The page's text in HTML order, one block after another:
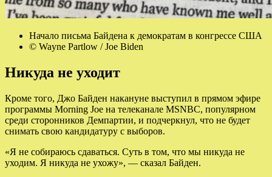
Начало письма Байдена к демократам в конгрессе США
© Wayne Partlow / Joe Biden
Никуда не уходит
Кроме того, Джо Байден накануне выступил в прямом эфире
программы Morning Joe на телеканале MSNBC, популярном
среди сторонников Демпартии, и подчеркнул, что не будет
снимать свою кандидатуру с выборов.
«Я не собираюсь сдаваться. Суть в том, что мы никуда не
уходим. Я никуда не ухожу», — сказал Байден.